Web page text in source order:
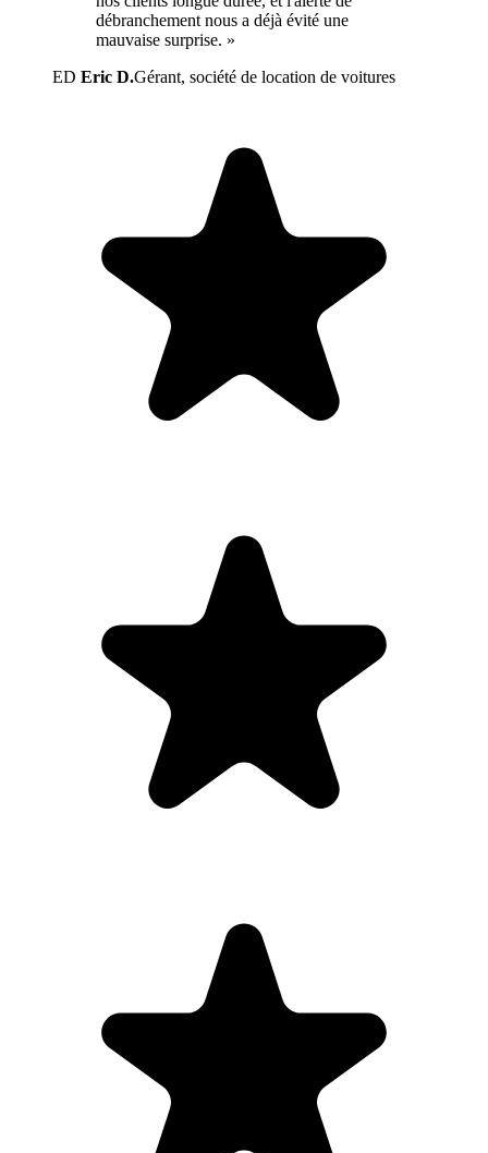
débranchement nous a déjà évité une
mauvaise surprise. »
ED Eric D.Gérant, société de location de voitures